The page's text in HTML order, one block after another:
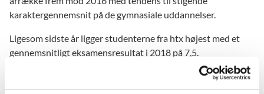
karaktergennemsnit på de gymnasiale uddannelser.
Ligesom sidste år ligger studenterne fra htx højest med et
gennemsnitligt eksamensresultat i 2018 på 7,5.